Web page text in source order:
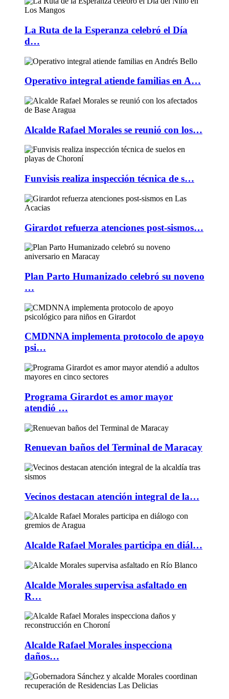
La Ruta de la Esperanza celebró el Día
d…
Operativo integral atiende familias en A…
Alcalde Rafael Morales se reunió con los…
Funvisis realiza inspección técnica de s…
Girardot refuerza atenciones post-sismos…
Plan Parto Humanizado celebró su noveno
…
CMDNNA implementa protocolo de apoyo
psi…
Programa Girardot es amor mayor
atendió …
Renuevan baños del Terminal de Maracay
Vecinos destacan atención integral de la…
Alcalde Rafael Morales participa en diál…
Alcalde Morales supervisa asfaltado en
R…
Alcalde Rafael Morales inspecciona
daños…